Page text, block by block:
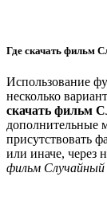
Где скачать фильм
Использование
несколько
скачать фильм
дополнительные
присутствовать
или иначе, через
фильм Случайный